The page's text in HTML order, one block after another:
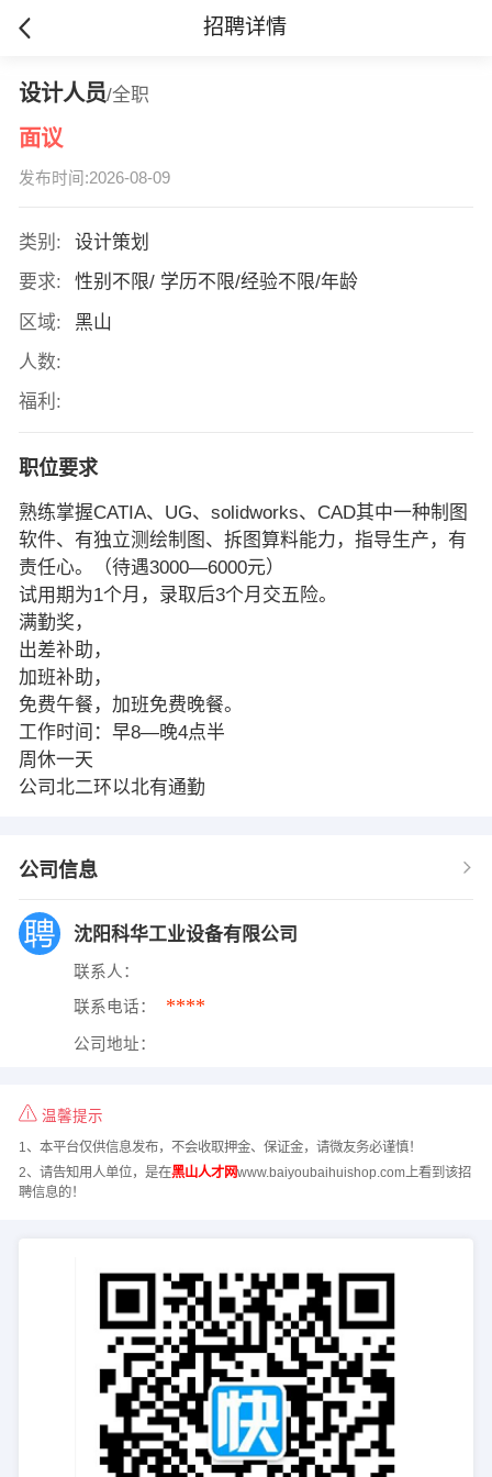
招聘详情
设计人员/全职
面议
发布时间:2026-08-09
类别:
设计策划
要求:
性别不限/ 学历不限/经验不限/年龄
区域:
黑山
人数:
福利:
职位要求
熟练掌握CATIA、UG、solidworks、CAD其中一种制图
软件、有独立测绘制图、拆图算料能力，指导生产，有
责任心。（待遇3000—6000元）
试用期为1个月，录取后3个月交五险。
满勤奖，
出差补助，
加班补助，
免费午餐，加班免费晚餐。
工作时间：早8—晚4点半
周休一天
公司北二环以北有通勤
公司信息
沈阳科华工业设备有限公司
联系人：
联系电话： ****
公司地址：
温馨提示
1、本平台仅供信息发布，不会收取押金、保证金，请微友务必谨慎！
2、请告知用人单位，是在黑山人才网www.baiyoubaihuishop.com上看到该招
聘信息的！